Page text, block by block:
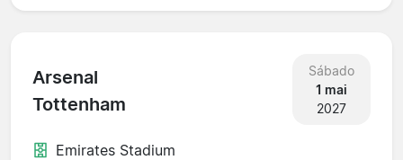
Arsenal
Tottenham
Sábado
1 mai
2027
Emirates Stadium